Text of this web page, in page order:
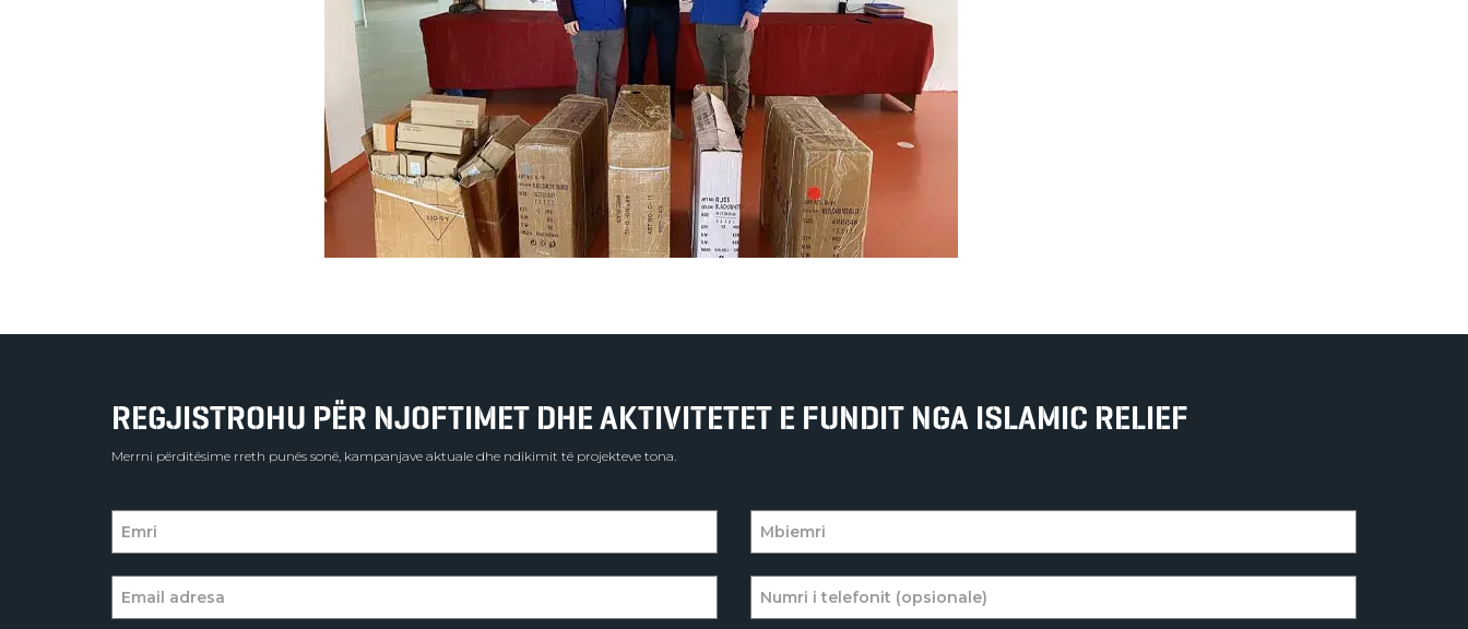
REGJISTROHU PËR NJOFTIMET DHE AKTIVITETET E FUNDIT NGA ISLAMIC RELIEF
Merrni përditësime rreth punës sonë, kampanjave aktuale dhe ndikimit të projekteve tona.